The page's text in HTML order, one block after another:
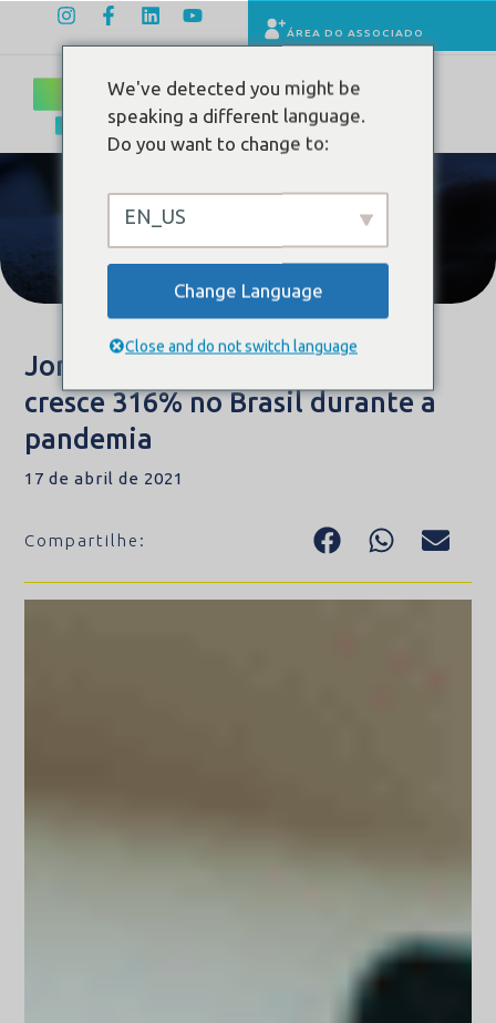
ÁREA DO ASSOCIADO
Conteúdo
Jornal da Band: Telemedicina
cresce 316% no Brasil durante a
pandemia
17 de abril de 2021
Compartilhe:
We've detected you might be
speaking a different language.
Do you want to change to:
EN_US
Change Language
Close and do not switch language